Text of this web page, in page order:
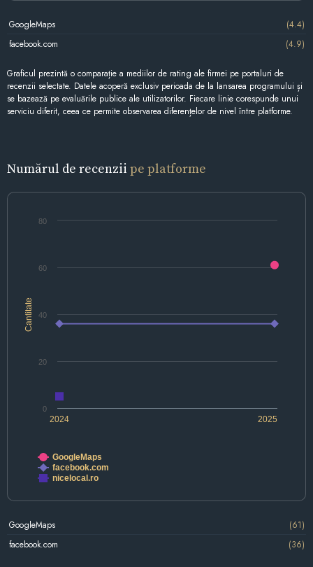
GoogleMaps
(4.4)
facebook.com
(4.9)
Graficul prezintă o comparație a mediilor de rating ale firmei pe portaluri de
recenzii selectate. Datele acoperă exclusiv perioada de la lansarea programului și
se bazează pe evaluările publice ale utilizatorilor. Fiecare linie corespunde unui
serviciu diferit, ceea ce permite observarea diferențelor de nivel între platforme.
Numărul de recenzii pe platforme
Cantitate
2024 2025
0
20
40
60
80
GoogleMaps
facebook.com
nicelocal.ro
GoogleMaps
(61)
facebook.com
(36)